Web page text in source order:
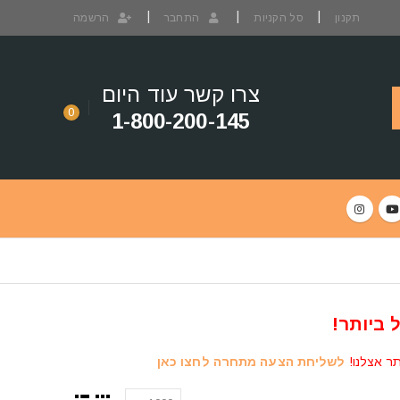
תקנון סל הקניות התחבר הרשמה
צרו קשר עוד היום
1-800-200-145
0
ביותר!
אצלנו! לשליחת הצעה מתחרה לחצו כאן